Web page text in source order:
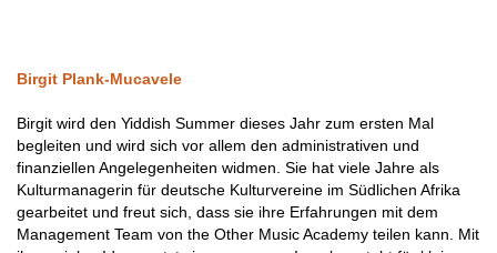
Birgit Plank-Mucavele
Birgit wird den Yiddish Summer dieses Jahr zum ersten Mal
begleiten und wird sich vor allem den administrativen und
finanziellen Angelegenheiten widmen. Sie hat viele Jahre als
Kulturmanagerin für deutsche Kulturvereine im Südlichen Afrika
gearbeitet und freut sich, dass sie ihre Erfahrungen mit dem
Management Team von the Other Music Academy teilen kann. Mit